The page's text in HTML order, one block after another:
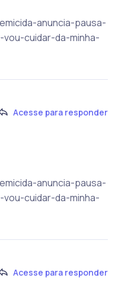
anuncia-pausa-
cuidar-da-minha-
Acesse para responder
anuncia-pausa-
cuidar-da-minha-
Acesse para responder